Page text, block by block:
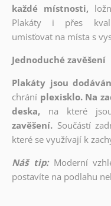
každé místnosti,
Plakáty i přes
umisťovat na místa s
Jednoduché zavěšení
Plakáty jsou
chrání plexisklo. Na
deska,
na které
zavěšení. Součástí
které se využívají k
Náš tip: Moderní
postavíte na podlahu